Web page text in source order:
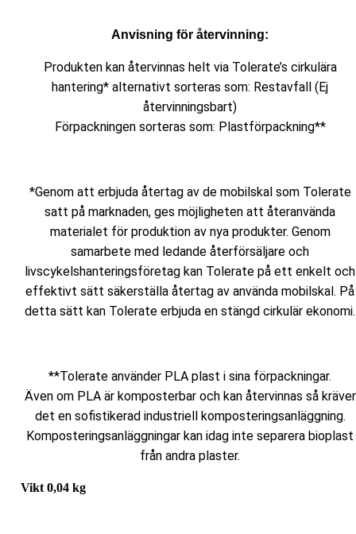
Anvisning för återvinning:
Produkten kan återvinnas helt via Tolerate’s cirkulära
hantering* alternativt sorteras som: Restavfall (Ej
återvinningsbart)
Förpackningen sorteras som: Plastförpackning**
*Genom att erbjuda återtag av de mobilskal som Tolerate
satt på marknaden, ges möjligheten att återanvända
materialet för produktion av nya produkter. Genom
samarbete med ledande återförsäljare och
livscykelshanteringsföretag kan Tolerate på ett enkelt och
effektivt sätt säkerställa återtag av använda mobilskal. På
detta sätt kan Tolerate erbjuda en stängd cirkulär ekonomi.
**Tolerate använder PLA plast i sina förpackningar.
Även om PLA är komposterbar och kan återvinnas så kräver
det en sofistikerad industriell komposteringsanläggning.
Komposteringsanläggningar kan idag inte separera bioplast
från andra plaster.
Vikt 0,04 kg